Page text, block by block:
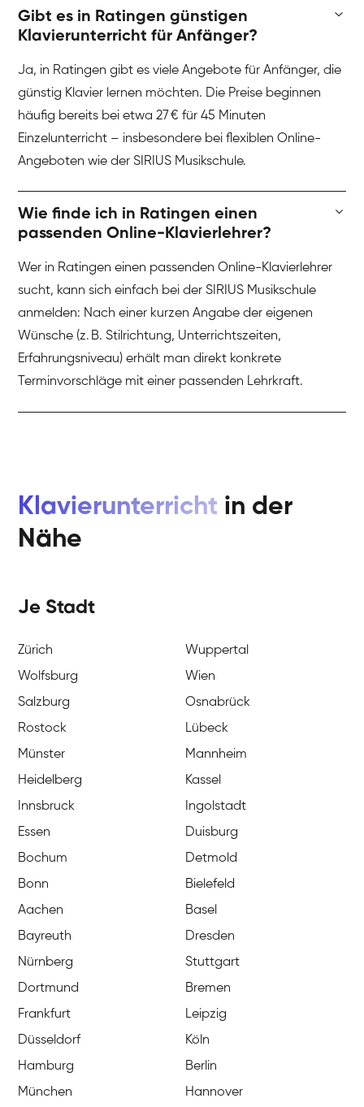
Gibt es in Ratingen günstigen
Klavierunterricht für Anfänger?
Ja, in Ratingen gibt es viele Angebote für Anfänger, die
günstig Klavier lernen möchten. Die Preise beginnen
häufig bereits bei etwa 27 € für 45 Minuten
Einzelunterricht – insbesondere bei flexiblen Online-
Angeboten wie der SIRIUS Musikschule.
Wie finde ich in Ratingen einen
passenden Online-Klavierlehrer?
Wer in Ratingen einen passenden Online-Klavierlehrer
sucht, kann sich einfach bei der SIRIUS Musikschule
anmelden: Nach einer kurzen Angabe der eigenen
Wünsche (z. B. Stilrichtung, Unterrichtszeiten,
Erfahrungsniveau) erhält man direkt konkrete
Terminvorschläge mit einer passenden Lehrkraft.
Klavierunterricht in der
Nähe
Je Stadt
Zürich
Wuppertal
Wolfsburg
Wien
Salzburg
Osnabrück
Rostock
Lübeck
Münster
Mannheim
Heidelberg
Kassel
Innsbruck
Ingolstadt
Essen
Duisburg
Bochum
Detmold
Bonn
Bielefeld
Aachen
Basel
Bayreuth
Dresden
Nürnberg
Stuttgart
Dortmund
Bremen
Frankfurt
Leipzig
Düsseldorf
Köln
Hamburg
Berlin
München
Hannover